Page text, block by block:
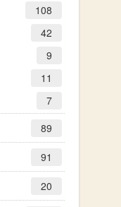
108
42
9
11
7
89
91
20